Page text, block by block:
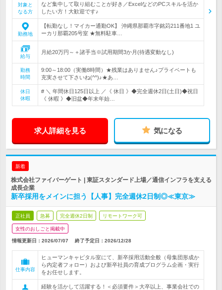
対象と
なる方
など集中して取り組むことが好き／ExcelなどのPCスキルを活か
したい方！大歓迎です♪
勤務地
【転勤なし！マイカー通勤OK】 沖縄県那覇市字銘苅211番地1 ユ
ーカリ那覇205号室 ★無料駐車…
給与
月給20万円～＋諸手当※試用期間3か月(待遇変動なし)
勤務
時間
9:00～18:00（実働8時間）★残業はありません♪プライベートも
充実させて下さいね(^^)♪★あ…
休日
休暇
# ＼ 年間休日125日以上 ／《 休日 》◆完全週休2日(土日)◆祝日
《 休暇 》◆旧盆◆年末年始…
求人詳細を見る 気になる
新着
株式会社ファイバーゲート | 東証スタンダード上場／通信インフラを支える
成長企業
新卒採用をメインに担う【人事】完全週休2日制◎≪東京≫
正社員 急募 完全週休2日制 リモートワーク可
女性のおしごと掲載中
情報更新日：2026/07/07 終了予定日： 2026/12/28
仕事内容
ヒューマンキャピタル室にて、新卒採用活動全般（母集団形成か
ら内定者フォロー）および新卒社員の育成プログラム企画・実行
をお任せします。
経験を活かして活躍する！＜必須要件＞大卒以上、事業会社での